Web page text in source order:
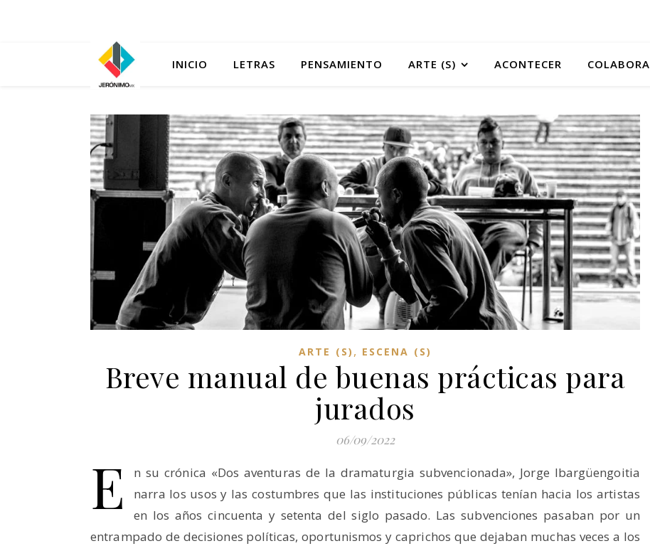
INICIO LETRAS PENSAMIENTO ARTE (S) ACONTECER COLABORA
ARTE (S) , ESCENA (S)
Breve manual de buenas prácticas para
jurados
06/09/2022
E
n su crónica «Dos aventuras de la dramaturgia subvencionada», Jorge Ibargüengoitia
narra los usos y las costumbres que las instituciones públicas tenían hacia los artistas
en los años cincuenta y setenta del siglo pasado. Las subvenciones pasaban por un
entrampado de decisiones políticas, oportunismos y caprichos que dejaban muchas veces a los